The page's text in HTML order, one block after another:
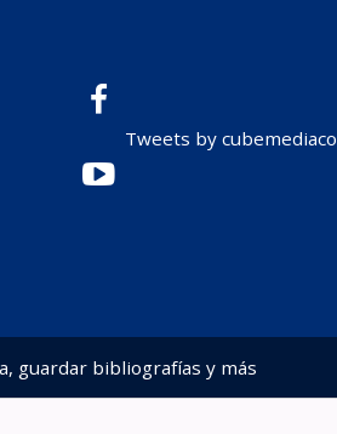
Tweets by cubemediaco
guardar bibliografías y más